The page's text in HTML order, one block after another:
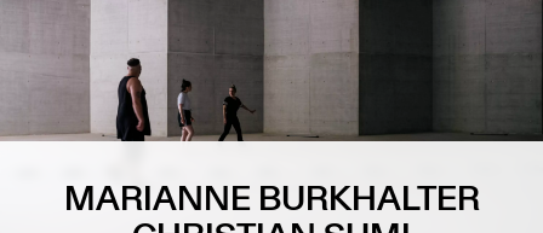
Informations
EN
MARIANNE BURKHALTER